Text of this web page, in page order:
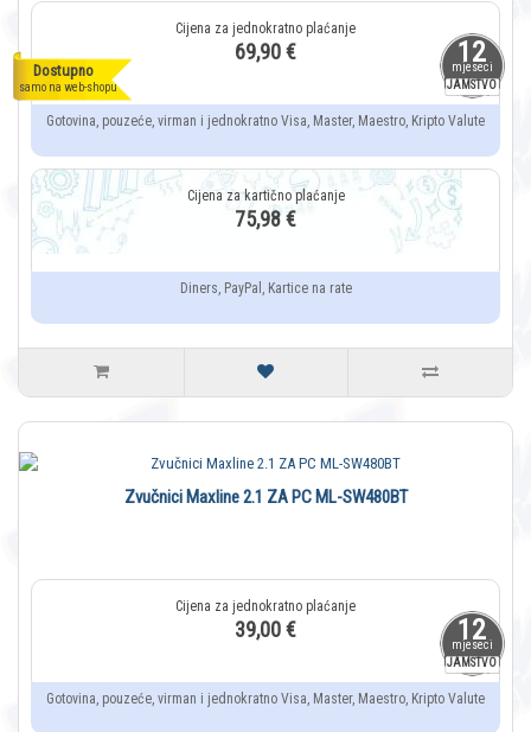
12
mjeseci
JAMSTVO
Dostupno
samo na web-shopu
69,90 €
Gotovina, pouzeće, virman i jednokratno Visa, Master, Maestro, Kripto Valute
75,98 €
Diners, PayPal, Kartice na rate
12
mjeseci
JAMSTVO
Zvučnici Maxline 2.1 ZA PC ML-SW480BT
39,00 €
Gotovina, pouzeće, virman i jednokratno Visa, Master, Maestro, Kripto Valute